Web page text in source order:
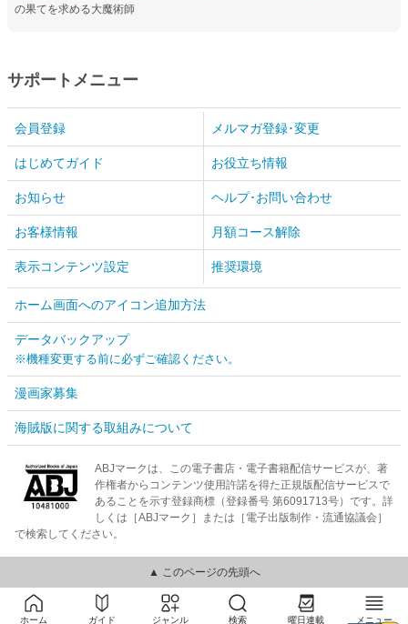
の果てを求める大魔術師
サポートメニュー
会員登録 メルマガ登録･変更
はじめてガイド お役立ち情報
お知らせ ヘルプ･お問い合わせ
お客様情報 月額コース解除
表示コンテンツ設定 推奨環境
ホーム画面へのアイコン追加方法
データバックアップ
※機種変更する前に必ずご確認ください。
漫画家募集
海賊版に関する取組みについて
ABJマークは、この電子書店・電子書籍配信サービスが、著
作権者からコンテンツ使用許諾を得た正規版配信サービスで
あることを示す登録商標（登録番号 第6091713号）です。詳
しくは［ABJマーク］または［電子出版制作・流通協議会］
で検索してください。
▲ このページの先頭へ
ホーム ガイド ジャンル 検索 曜日連載 メニュー